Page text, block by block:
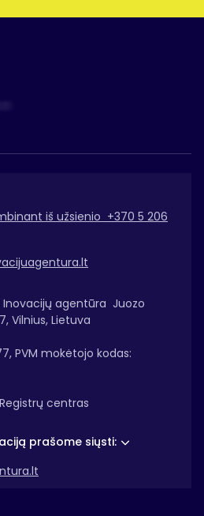
iš užsienio +370 5 206
Inovacijų agentūra Juozo
Vilnius, Lietuva
PVM mokėtojo kodas:
centras
prašome siųsti: